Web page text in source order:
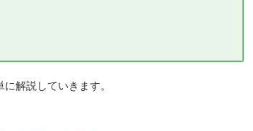
解説していきます。